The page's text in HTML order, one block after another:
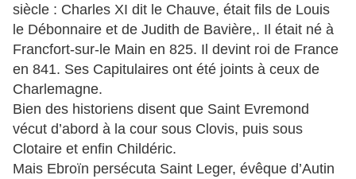
siècle : Charles XI dit le Chauve, était fils de Louis
le Débonnaire et de Judith de Bavière,. Il était né à
Francfort-sur-le Main en 825. Il devint roi de France
en 841. Ses Capitulaires ont été joints à ceux de
Charlemagne.
Bien des historiens disent que Saint Evremond
vécut d’abord à la cour sous Clovis, puis sous
Clotaire et enfin Childéric.
Mais Ebroïn persécuta Saint Leger, évêque d’Autin